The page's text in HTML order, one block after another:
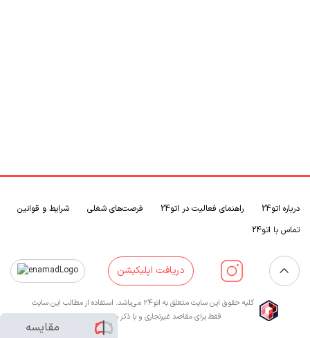
مقایسه
درباره اتو24 راهنمای فعالیت در اتو24 فرصت‌های شغلی
شرایط و قوانین
تماس با اتو24
دریافت اپلیکیشن
کلیه حقوق این سایت متعلق به اتو24 می‌باشد. استفاده از مطالب این سایت
فقط برای مقاصد غیرتجاری و با ذکر منبع بلامانع است.